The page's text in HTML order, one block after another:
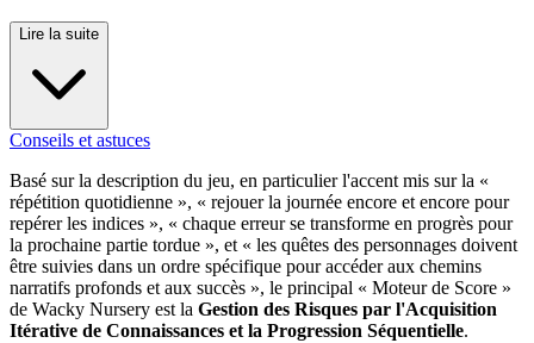
Lire la suite
Conseils et astuces
Basé sur la description du jeu, en particulier l'accent mis sur la «
répétition quotidienne », « rejouer la journée encore et encore pour
repérer les indices », « chaque erreur se transforme en progrès pour
la prochaine partie tordue », et « les quêtes des personnages doivent
être suivies dans un ordre spécifique pour accéder aux chemins
narratifs profonds et aux succès », le principal « Moteur de Score »
de Wacky Nursery est la Gestion des Risques par l'Acquisition
Itérative de Connaissances et la Progression Séquentielle.